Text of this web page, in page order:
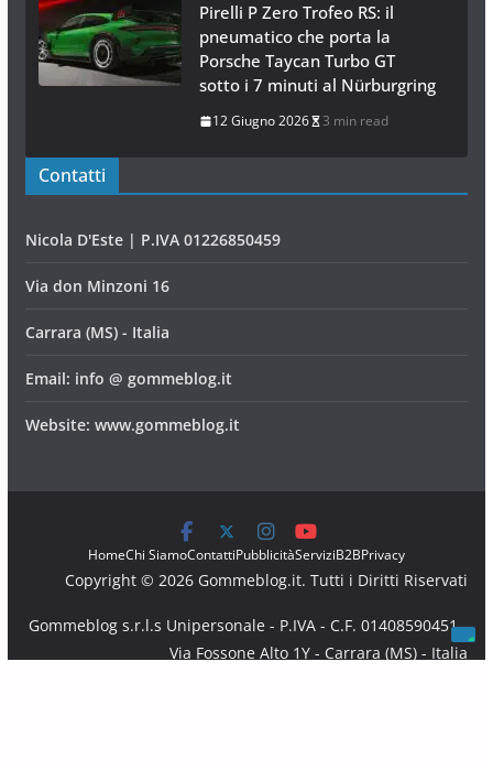
Pirelli P Zero Trofeo RS: il
pneumatico che porta la
Porsche Taycan Turbo GT
sotto i 7 minuti al Nürburgring
12 Giugno 2026 3 min read
Contatti
Nicola D'Este | P.IVA 01226850459
Via don Minzoni 16
Carrara (MS) - Italia
Email: info @ gommeblog.it
Website: www.gommeblog.it
HomeChi SiamoContattiPubblicitàServiziB2BPrivacy
Copyright © 2026 Gommeblog.it. Tutti i Diritti Riservati
Gommeblog s.r.l.s Unipersonale - P.IVA - C.F. 01408590451 -
Via Fossone Alto 1Y - Carrara (MS) - Italia